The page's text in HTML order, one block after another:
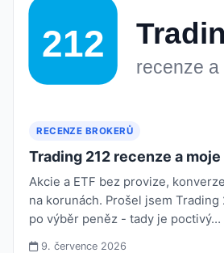
RECENZE BROKERŮ
Trading 212 recenze a
Akcie a ETF bez provize,
na korunách. Prošel jsem Trading
po výběr peněz - tady je poctivý…
9. července 2026